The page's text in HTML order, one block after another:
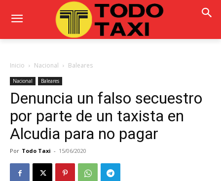
Inicio Nacional Baleares
Nacional Baleares
Denuncia un falso secuestro
por parte de un taxista en
Alcudia para no pagar
Por Todo Taxi - 15/06/2020